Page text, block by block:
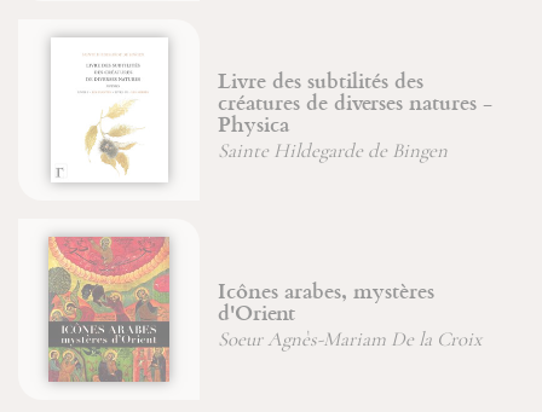
Saint Joseph, image du Père
Jean-Paul Dumontier
Jean-François Froger
Jean-Michel Sanchez
Moïse et Œdipe
Jean-François Froger